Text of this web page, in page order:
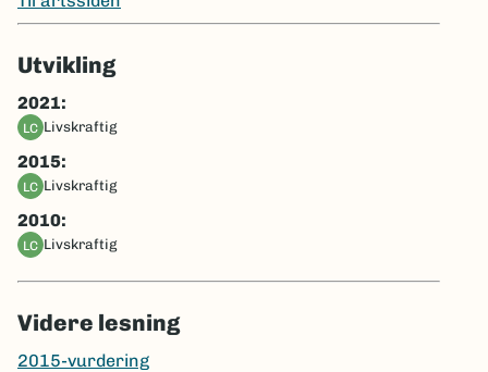
Utvikling
2021:
LC livskraftig
2015:
LC livskraftig
2010:
LC livskraftig
Videre lesning
2015-vurdering